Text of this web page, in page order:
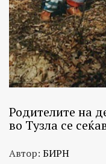
Родителите на
во Тузла се
Автор: БИРН